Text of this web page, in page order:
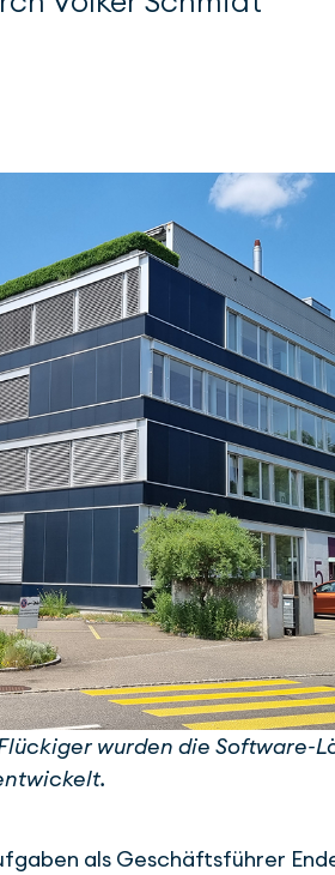
wurden die Software-
als Geschäftsführer